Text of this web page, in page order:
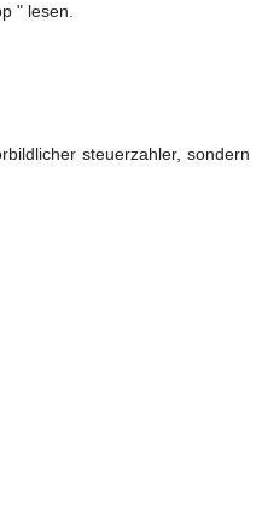
" lesen.
steuerzahler, sondern